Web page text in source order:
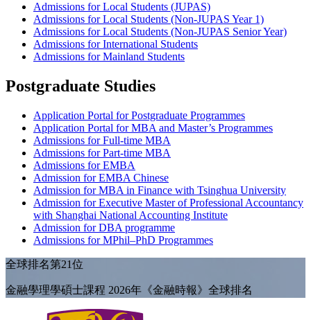
Admissions for Local Students (JUPAS)
Admissions for Local Students (Non-JUPAS Year 1)
Admissions for Local Students (Non-JUPAS Senior Year)
Admissions for International Students
Admissions for Mainland Students
Postgraduate Studies
Application Portal for Postgraduate Programmes
Application Portal for MBA and Master’s Programmes
Admissions for Full-time MBA
Admissions for Part-time MBA
Admissions for EMBA
Admission for EMBA Chinese
Admission for MBA in Finance with Tsinghua University
Admission for Executive Master of Professional Accountancy
with Shanghai National Accounting Institute
Admission for DBA programme
Admissions for MPhil–PhD Programmes
全球排名第21位
金融學理學碩士課程 2026年《金融時報》全球排名